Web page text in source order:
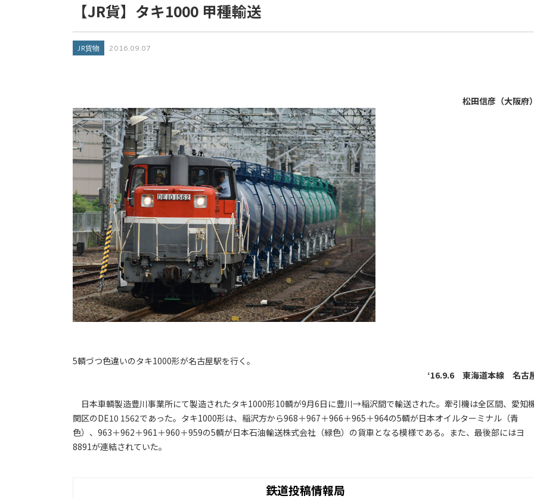
【JR貨】タキ1000 甲種輸送
JR貨物 2016.09.07
松田信彦（大阪府
5輌づつ色違いのタキ1000形が名古屋駅を行く。
‘16.9.6 東海道本線 名古
日本車輌製造豊川事業所にて製造されたタキ1000形10輌が9月6日に豊川→稲沢間で輸送された。牽引機は全区間、愛知
関区のDE10 1562であった。タキ1000形は、稲沢方から968＋967＋966＋965＋964の5輌が日本オイルターミナル（青
色）、963＋962＋961＋960＋959の5輌が日本石油輸送株式会社（緑色）の貨車となる模様である。また、最後部にはヨ
8891が連結されていた。
鉄道投稿情報局